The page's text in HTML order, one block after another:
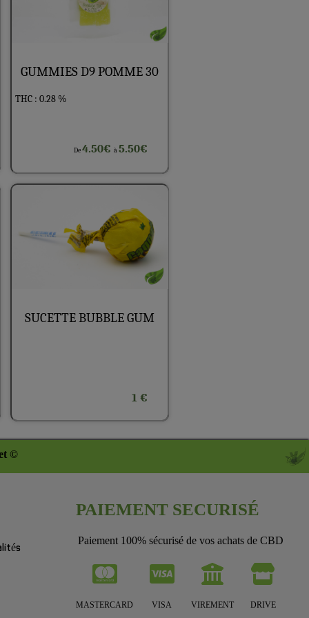
GUMMIES D9 POMME 30
THC : 0.28 %
De4.50€ à5.50€
SUCETTE BUBBLE GUM
1 €
©
PAIEMENT SECURISÉ
Paiement 100% sécurisé de vos achats de CBD
MASTERCARD VISA VIREMENT DRIVE